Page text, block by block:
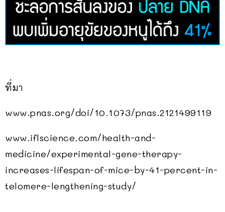
ที่มา
www.pnas.org/doi/10.1073/pnas.2121499119
www.iflscience.com/health-and-
medicine/experimental-gene-therapy-
increases-lifespan-of-mice-by-41-percent-in-
telomere-lengthening-study/